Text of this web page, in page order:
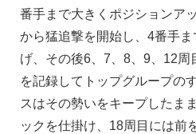
番手まで大きくポジションア
から猛追撃を開始し、4番手
げ、その後6、7、8、9、12
を記録してトップグループの
スはその勢いをキープしたま
ックを仕掛け、18周目には前